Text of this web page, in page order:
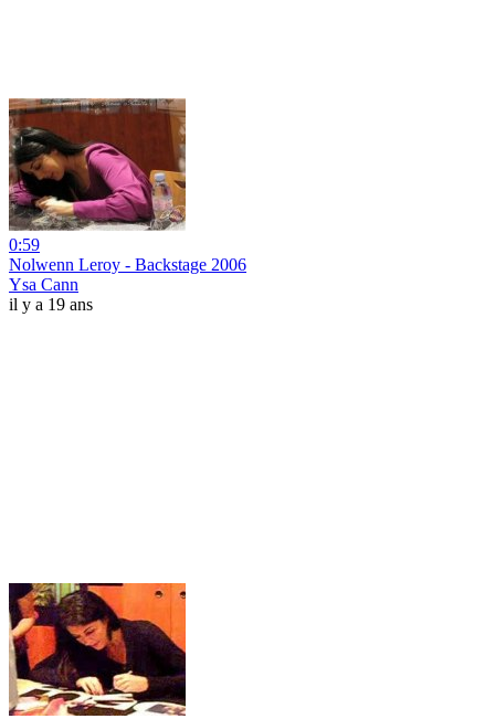
0:59
Nolwenn Leroy - Backstage 2006
Ysa Cann
il y a 19 ans